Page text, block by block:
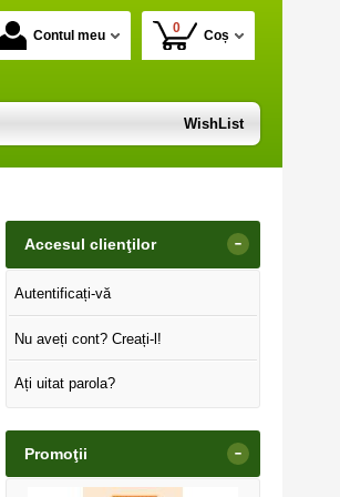
Contul meu 0 Coș
WishList
Accesul clienţilor -
Autentificați-vă
Nu aveți cont? Creați-l!
Ați uitat parola?
Promoţii -